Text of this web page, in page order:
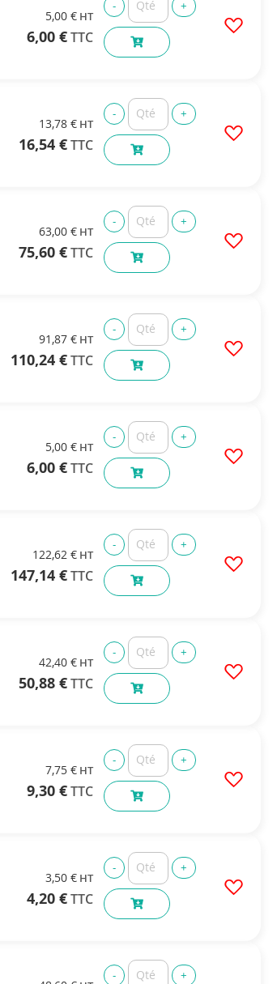
5,00 €
6,00 €
13,78 €
16,54 €
63,00 €
75,60 €
91,87 €
110,24 €
5,00 €
6,00 €
122,62 €
147,14 €
42,40 €
50,88 €
7,75 €
9,30 €
3,50 €
4,20 €